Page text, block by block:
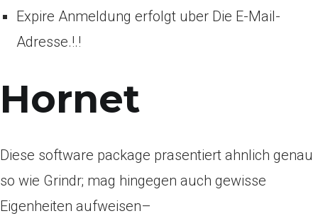
Expire Anmeldung erfolgt uber Die E-Mail-
Adresse.!.!
Hornet
Diese software package prasentiert ahnlich genau
so wie Grindr; mag hingegen auch gewisse
Eigenheiten aufweisen–